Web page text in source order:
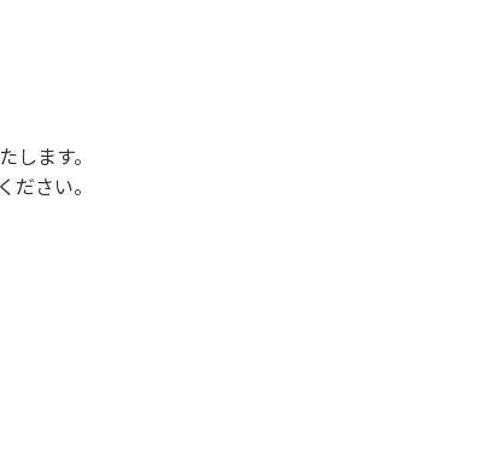
方や使用人数が増えた場合は、必ず
日帰り使用の方及び午前７時30分前
やすく、過去にも増水により人が流
意し、濁り始めたときには直ちに川原
ます。
さい。